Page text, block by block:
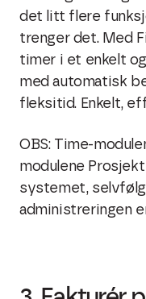
det litt flere
trenger det. Med
timer i et enkelt
med automatisk
fleksitid. Enkelt,
OBS: Time-
modulene
systemet,
administreringen